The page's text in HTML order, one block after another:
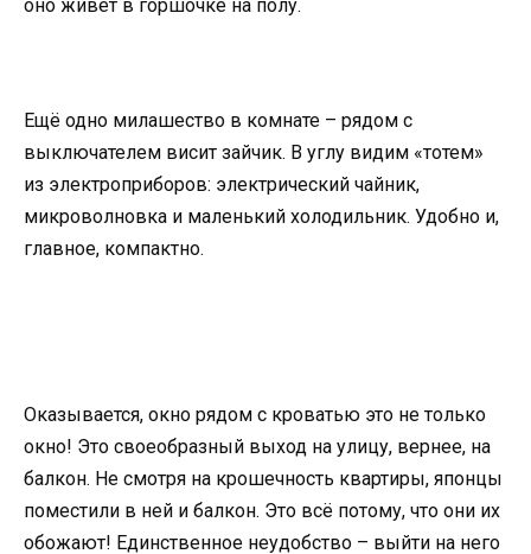
оно живет в горшочке на полу.
Ещё одно милашество в комнате – рядом с
выключателем висит зайчик. В углу видим «тотем»
из электроприборов: электрический чайник,
микроволновка и маленький холодильник. Удобно и,
главное, компактно.
Оказывается, окно рядом с кроватью это не только
окно! Это своеобразный выход на улицу, вернее, на
балкон. Не смотря на крошечность квартиры, японцы
поместили в ней и балкон. Это всё потому, что они их
обожают! Единственное неудобство – выйти на него